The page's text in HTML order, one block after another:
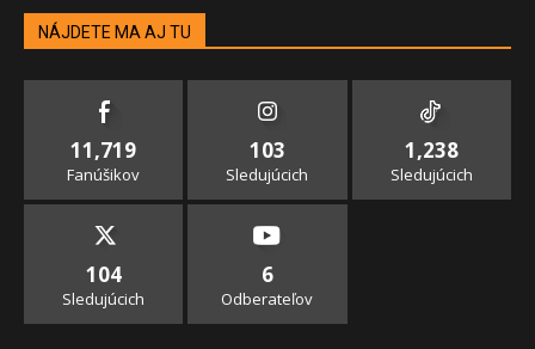
NÁJDETE MA AJ TU
11,719
Fanúšikov
103
Sledujúcich
1,238
Sledujúcich
104
Sledujúcich
6
Odberateľov